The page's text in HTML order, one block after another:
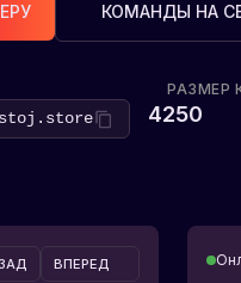
КОМАНДЫ НА
РАЗМЕР
4250
ВПЕРЕД